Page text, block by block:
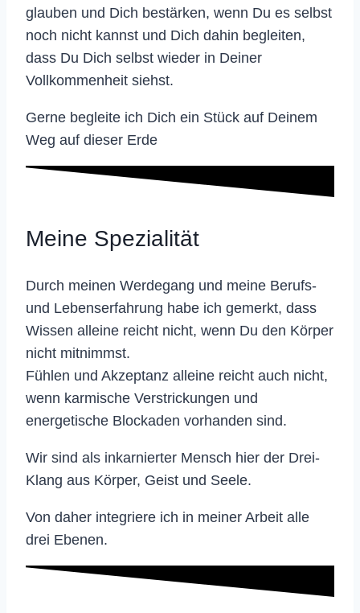
glauben und Dich bestärken, wenn Du es selbst
noch nicht kannst und Dich dahin begleiten,
dass Du Dich selbst wieder in Deiner
Vollkommenheit siehst.
Gerne begleite ich Dich ein Stück auf Deinem
Weg auf dieser Erde
Meine Spezialität
Durch meinen Werdegang und meine Berufs-
und Lebenserfahrung habe ich gemerkt, dass
Wissen alleine reicht nicht, wenn Du den Körper
nicht mitnimmst.
Fühlen und Akzeptanz alleine reicht auch nicht,
wenn karmische Verstrickungen und
energetische Blockaden vorhanden sind.
Wir sind als inkarnierter Mensch hier der Drei-
Klang aus Körper, Geist und Seele.
Von daher integriere ich in meiner Arbeit alle
drei Ebenen.